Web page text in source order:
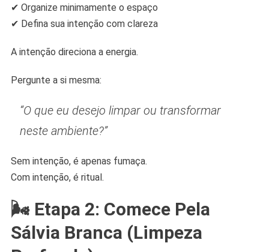
✔ Organize minimamente o espaço
✔ Defina sua intenção com clareza
A intenção direciona a energia.
Pergunte a si mesma:
“O que eu desejo limpar ou transformar
neste ambiente?”
Sem intenção, é apenas fumaça.
Com intenção, é ritual.
🌬️ Etapa 2: Comece Pela
Sálvia Branca (Limpeza